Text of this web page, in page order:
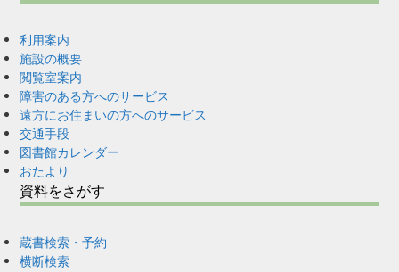
利用案内
施設の概要
閲覧室案内
障害のある方へのサービス
遠方にお住まいの方へのサービス
交通手段
図書館カレンダー
おたより
資料をさがす
蔵書検索・予約
横断検索